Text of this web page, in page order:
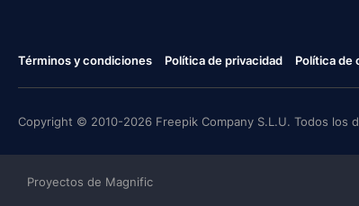
Términos y condiciones Política de privacidad Política de
Copyright © 2010-2026 Freepik Company S.L.U. Todos los
Proyectos de Magnific